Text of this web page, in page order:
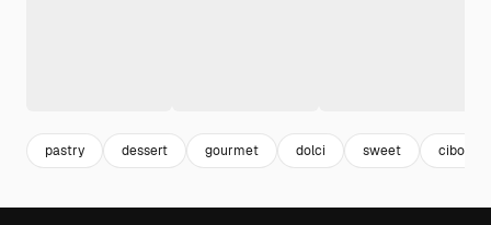
pastry dessert gourmet dolci sweet cibo